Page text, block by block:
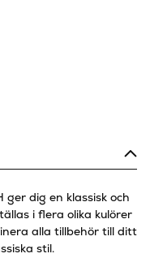
dig en klassisk och
i flera olika kulörer
alla tillbehör till ditt
stil.